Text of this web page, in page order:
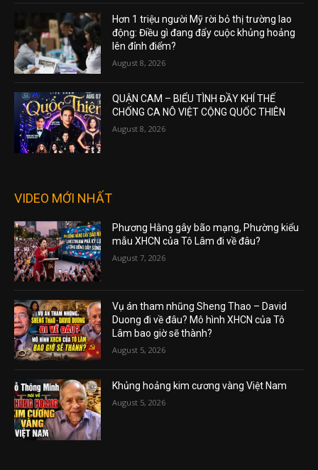
Hơn 1 triệu người Mỹ rời bỏ thị trường lao
động: Điều gì đang đẩy cuộc khủng hoảng
lên đỉnh điểm?
August 8, 2026
QUẬN CAM – BIỂU TÌNH ĐẦY KHÍ THẾ
CHỐNG CA NÔ VIỆT CỘNG QUỐC THIÊN
August 8, 2026
VIDEO MỚI NHẤT
Phương Hằng gây bão mạng, Phường kiểu
mẫu XHCN của Tô Lâm đi về đâu?
August 7, 2026
Vụ án tham nhũng Sheng Thao – David
Duong đi về đâu? Mô hình XHCN của Tô
Lâm bao giờ sẽ thành?
August 5, 2026
Khủng hoảng kim cương vàng Việt Nam
August 5, 2026